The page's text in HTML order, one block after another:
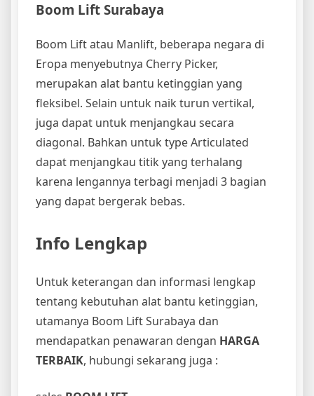
Boom Lift Surabaya
Boom Lift atau Manlift, beberapa negara di
Eropa menyebutnya Cherry Picker,
merupakan alat bantu ketinggian yang
fleksibel. Selain untuk naik turun vertikal,
juga dapat untuk menjangkau secara
diagonal. Bahkan untuk type Articulated
dapat menjangkau titik yang terhalang
karena lengannya terbagi menjadi 3 bagian
yang dapat bergerak bebas.
Info Lengkap
Untuk keterangan dan informasi lengkap
tentang kebutuhan alat bantu ketinggian,
utamanya Boom Lift Surabaya dan
mendapatkan penawaran dengan HARGA
TERBAIK, hubungi sekarang juga :